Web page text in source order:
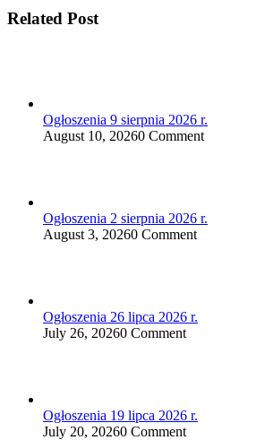
Related Post
Ogłoszenia 9 sierpnia 2026 r.
August 10, 20260 Comment
Ogłoszenia 2 sierpnia 2026 r.
August 3, 20260 Comment
Ogłoszenia 26 lipca 2026 r.
July 26, 20260 Comment
Ogłoszenia 19 lipca 2026 r.
July 20, 20260 Comment